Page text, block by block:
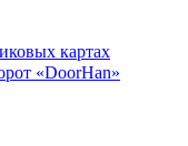
картах
«DoorHan»